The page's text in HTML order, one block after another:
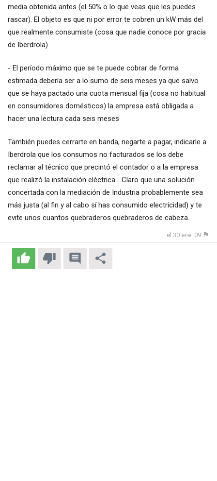
media obtenida antes (el 50% o lo que veas que les puedes
rascar). El objeto es que ni por error te cobren un kW más del
que realmente consumiste (cosa que nadie conoce por gracia
de Iberdrola)
- El período máximo que se te puede cobrar de forma
estimada debería ser a lo sumo de seis meses ya que salvo
que se haya pactado una cuota mensual fija (cosa no habitual
en consumidores domésticos) la empresa está obligada a
hacer una lectura cada seis meses
También puedes cerrarte en banda, negarte a pagar, indicarle a
Iberdrola que los consumos no facturados se los debe
reclamar al técnico que precintó el contador o a la empresa
que realizó la instalación eléctrica... Claro que una solución
concertada con la mediación de Industria probablemente sea
más justa (al fin y al cabo sí has consumido electricidad) y te
evite unos cuantos quebraderos quebraderos de cabeza.
el 30 ene. 09